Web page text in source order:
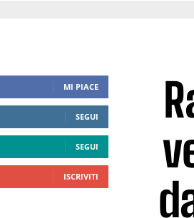
MI PIACE
SEGUI
SEGUI
ISCRIVITI